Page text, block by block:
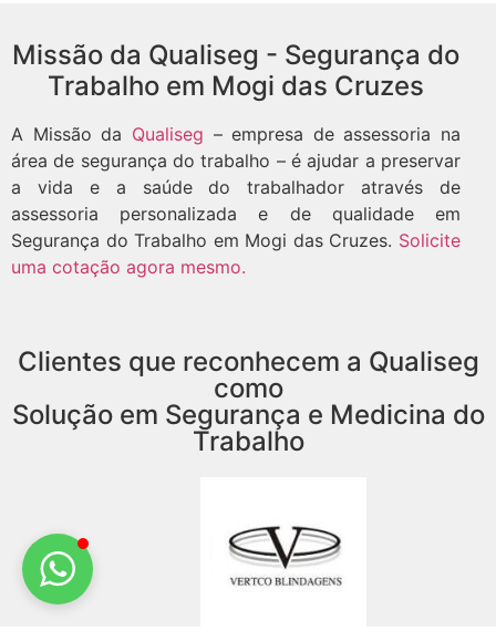
Missão da Qualiseg - Segurança do
Trabalho em Mogi das Cruzes
A Missão da Qualiseg – empresa de assessoria na
área de segurança do trabalho – é ajudar a preservar
a vida e a saúde do trabalhador através de
assessoria personalizada e de qualidade em
Segurança do Trabalho em Mogi das Cruzes. Solicite
uma cotação agora mesmo.
Clientes que reconhecem a Qualiseg
como
Solução em Segurança e Medicina do
Trabalho